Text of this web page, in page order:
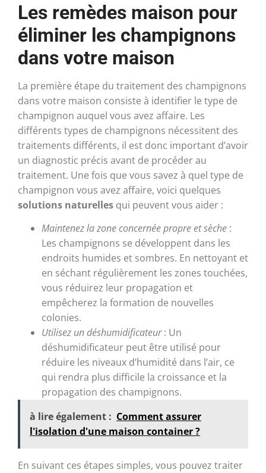
Les remèdes maison pour
éliminer les champignons
dans votre maison
La première étape du traitement des champignons
dans votre maison consiste à identifier le type de
champignon auquel vous avez affaire. Les
différents types de champignons nécessitent des
traitements différents, il est donc important d’avoir
un diagnostic précis avant de procéder au
traitement. Une fois que vous savez à quel type de
champignon vous avez affaire, voici quelques
solutions naturelles qui peuvent vous aider :
Maintenez la zone concernée propre et sèche :
Les champignons se développent dans les
endroits humides et sombres. En nettoyant et
en séchant régulièrement les zones touchées,
vous réduirez leur propagation et
empêcherez la formation de nouvelles
colonies.
Utilisez un déshumidificateur: Un
déshumidificateur peut être utilisé pour
réduire les niveaux d’humidité dans l’air, ce
qui rendra plus difficile la croissance et la
propagation des champignons.
à lire également : Comment assurer
l'isolation d'une maison container ?
En suivant ces étapes simples, vous pouvez traiter